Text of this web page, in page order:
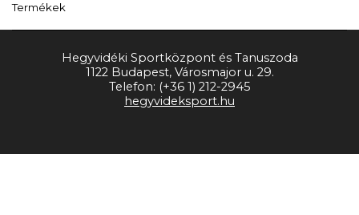
Termékek
Hegyvidéki Sportközpont és Tanuszoda
1122 Budapest, Városmajor u. 29.
Telefon: (+36 1) 212-2945
hegyvideksport.hu